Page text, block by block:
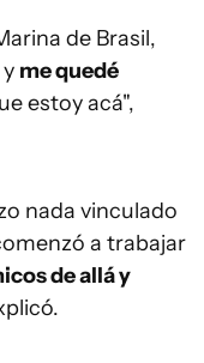
de Brasil,
me quedé
estoy acá",
nada vinculado
a trabajar
de allá y